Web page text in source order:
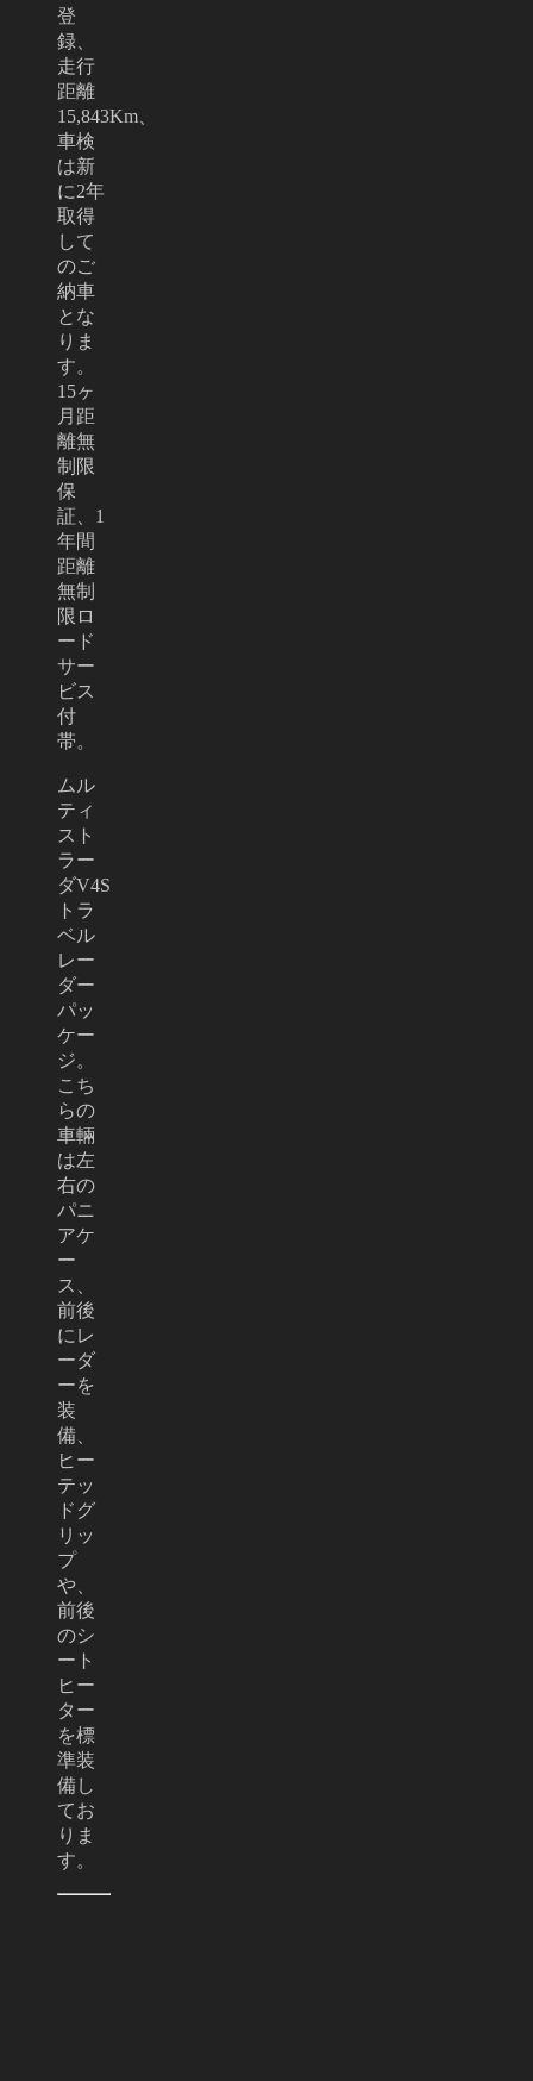
登
録、
走行
距離
15,843Km、
車検
は新
に2年
取得
して
のご
納車
とな
りま
す。
15ヶ
月距
離無
制限
保
証、1
年間
距離
無制
限ロ
ード
サー
ビス
付
帯。
ムル
ティ
スト
ラー
ダV4S
トラ
ベル
レー
ダー
パッ
ケー
ジ。
こち
らの
車輛
は左
右の
パニ
アケ
ー
ス、
前後
にレ
ーダ
ーを
装
備、
ヒー
テッ
ドグ
リッ
プ
や、
前後
のシ
ート
ヒー
ター
を標
準装
備し
てお
りま
す。